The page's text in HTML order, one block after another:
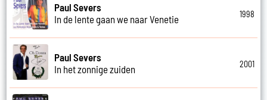
Paul Severs
In de lente gaan we naar Venetie
1998
Paul Severs
In het zonnige zuiden
2001